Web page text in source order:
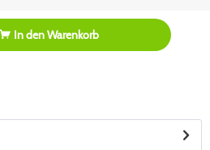
In denWarenkorb